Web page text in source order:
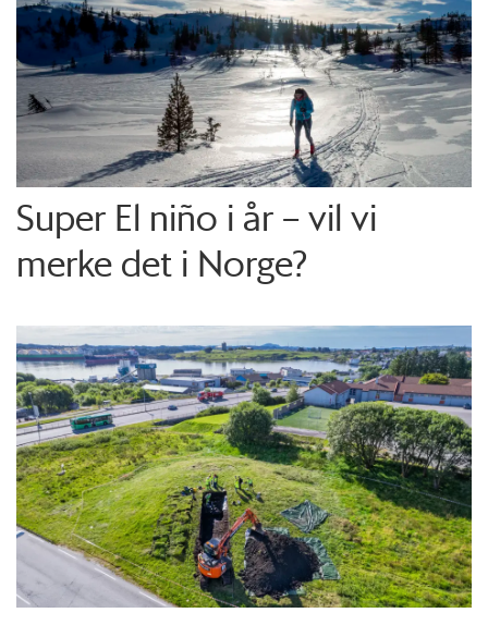
Super El niño i år – vil vi
merke det i Norge?